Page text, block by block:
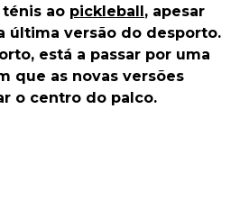
ao pickleball, apesar
última versão do desporto.
está a passar por uma
que as novas versões
o centro do palco.